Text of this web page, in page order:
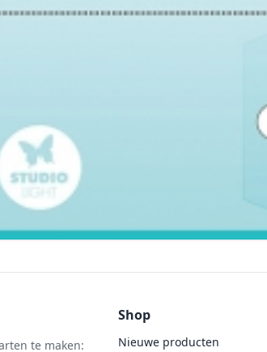
te maken:
Shop
Nieuwe producten